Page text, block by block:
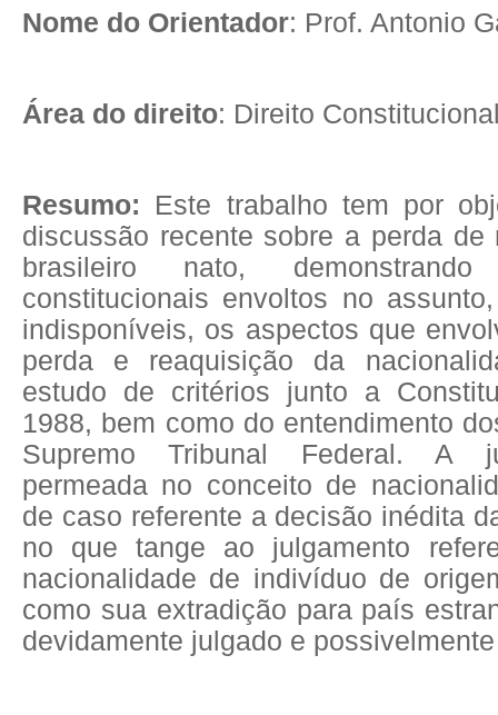
Nome do Orientador: Prof. Antonio
Área do direito: Direito
Resumo: Este trabalho tem por
discussão recente sobre a perda de
brasileiro nato,
constitucionais envoltos no
indisponíveis, os aspectos que
perda e reaquisição da
estudo de critérios junto a
1988, bem como do entendimento
Supremo Tribunal Federal. A
permeada no conceito de
de caso referente a decisão inédita
no que tange ao julgamento
nacionalidade de indivíduo de
como sua extradição para país
devidamente julgado e